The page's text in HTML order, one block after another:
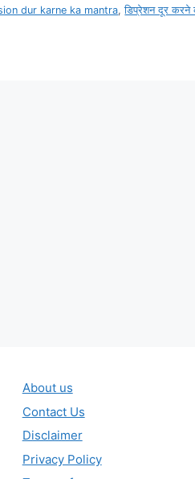
dur karne ka mantra,डिप्रेशन दूर करने
About us
Contact Us
Disclaimer
Privacy Policy